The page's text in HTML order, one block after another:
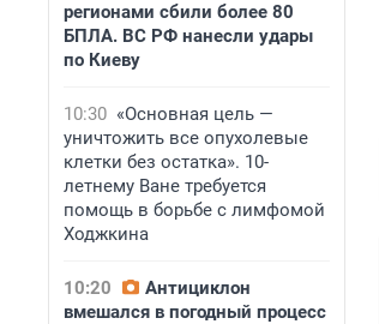
регионами сбили более 80
БПЛА. ВС РФ нанесли удары
по Киеву
10:30 «Основная цель —
уничтожить все опухолевые
клетки без остатка». 10-
летнему Ване требуется
помощь в борьбе с лимфомой
Ходжкина
10:20
Антициклон
вмешался в погодный процесс